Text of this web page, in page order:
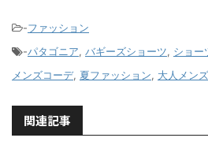
-ファッション
-パタゴニア, バギーズショーツ, ショー
メンズコーデ, 夏ファッション, 大人メンズ
関連記事